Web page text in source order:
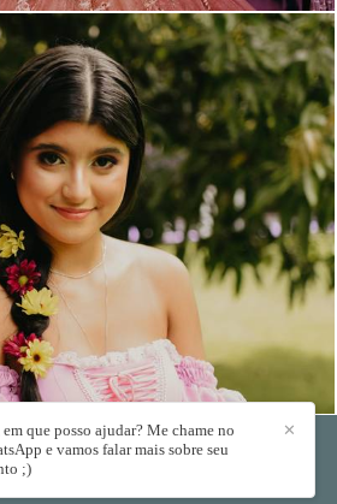
379 0
LACERDA
✕
em que posso ajudar? Me chame no
e vamos falar mais sobre seu
;)